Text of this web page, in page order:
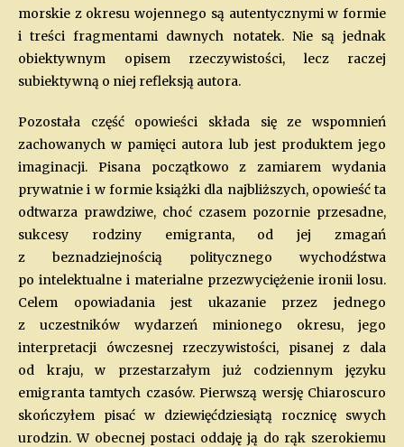
morskie z okresu wojennego są autentycznymi w formie
i treści fragmentami dawnych notatek. Nie są jednak
obiektywnym opisem rzeczywistości, lecz raczej
subiektywną o niej refleksją autora.
Pozostała część opowieści składa się ze wspomnień
zachowanych w pamięci autora lub jest produktem jego
imaginacji. Pisana początkowo z zamiarem wydania
prywatnie i w formie książki dla najbliższych, opowieść ta
odtwarza prawdziwe, choć czasem pozornie przesadne,
sukcesy rodziny emigranta, od jej zmagań
z beznadziejnością politycznego wychodźstwa
po intelektualne i materialne przezwyciężenie ironii losu.
Celem opowiadania jest ukazanie przez jednego
z uczestników wydarzeń minionego okresu, jego
interpretacji ówczesnej rzeczywistości, pisanej z dala
od kraju, w przestarzałym już codziennym języku
emigranta tamtych czasów. Pierwszą wersję Chiaroscuro
skończyłem pisać w dziewięćdziesiątą rocznicę swych
urodzin. W obecnej postaci oddaję ją do rąk szerokiemu